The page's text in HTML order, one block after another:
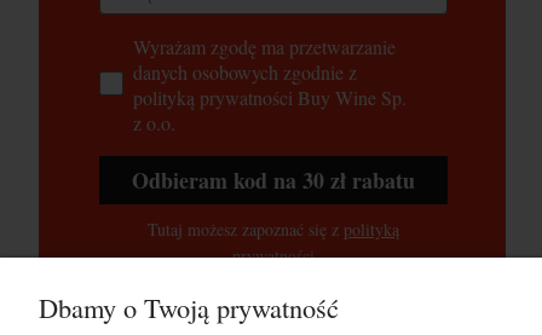
Wyrażam zgodę ma przetwarzanie
danych osobowych zgodnie z
polityką prywatności Buy Wine Sp.
z o.o.
Odbieram kod na 30 zł rabatu
Tutaj możesz zapoznać się z polityką
prywatności
Dbamy o Twoją prywatność